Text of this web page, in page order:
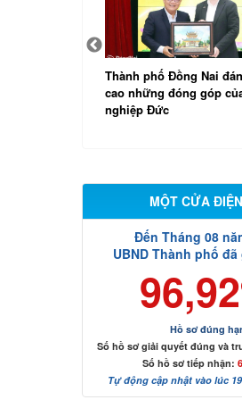
Thúc đẩy quan hệ hợp
thành phố Đồng Nai và
Hamyang, tỉnh
MỘT CỬA
Đến Tháng 08
UBND Thành phố
Hồ sơ đúng
Số hồ sơ giải quyết đúng và
Số hồ sơ tiếp nhận:
Tự động cập nhật vào lúc